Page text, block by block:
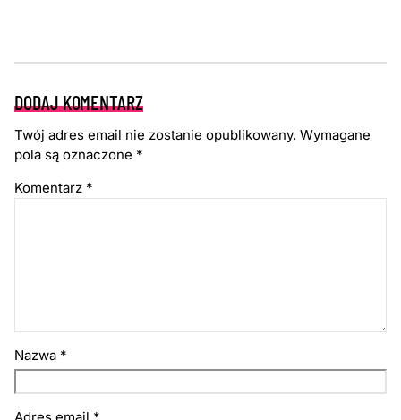
DODAJ KOMENTARZ
Twój adres email nie zostanie opublikowany. Wymagane
pola są oznaczone *
Komentarz *
Nazwa *